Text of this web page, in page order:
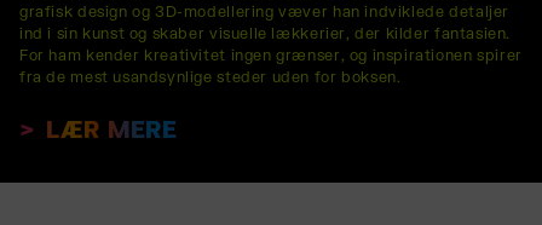
grafisk design og 3D-modellering væver han indviklede detaljer
ind i sin kunst og skaber visuelle lækkerier, der kilder fantasien.
For ham kender kreativitet ingen grænser, og inspirationen spirer
fra de mest usandsynlige steder uden for boksen.
LÆR MERE